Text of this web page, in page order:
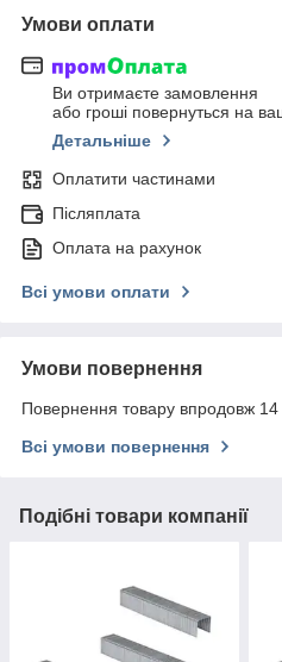
Умови оплати
Ви отримаєте замовлення
або гроші повернуться на
Детальніше
Оплатити частинами
Післяплата
Оплата на рахунок
Всі умови оплати
Умови повернення
Повернення товару впродовж 14
Всі умови повернення
Подібні товари компанії